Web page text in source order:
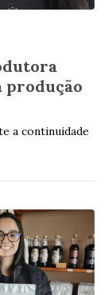
produção
a continuidade